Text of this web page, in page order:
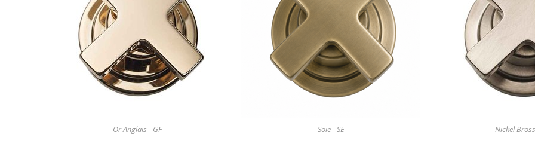
Or Anglais - GF Soie - SE Nickel